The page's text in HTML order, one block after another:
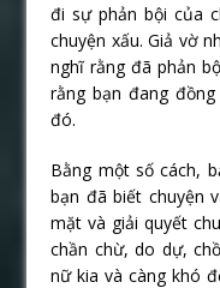
đi sự phản bội của
chuyện xấu. Giả vờ
nghĩ rằng đã phản
rằng bạn đang
đó.
Bằng một số cách,
bạn đã biết chuyện
mặt và giải quyết
chần chừ, do dự,
nữ kia và càng khó